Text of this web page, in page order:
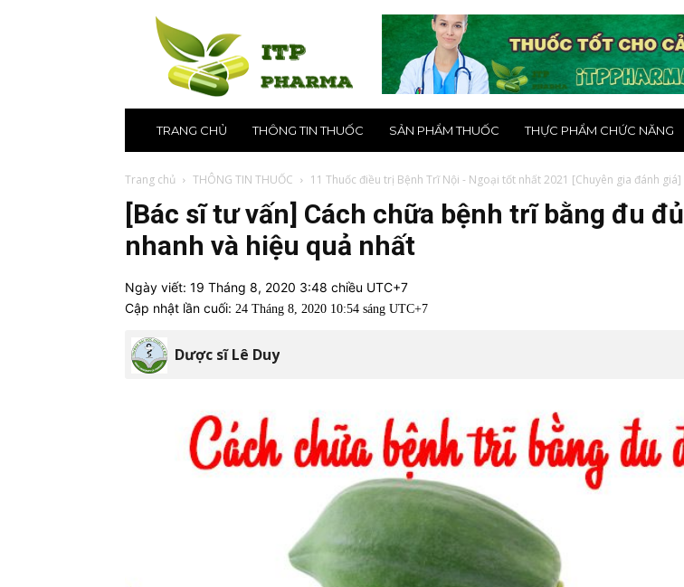
Nhà
thuốc
uy
1
Hà
Nội,
TPHCM
TRANG CHỦ THÔNG TIN THUỐC SẢN PHẨM THUỐC THỰC PHẨM CHỨC NĂNG
Trang chủ THÔNG TIN THUỐC 11 Thuốc điều trị Bệnh Trĩ Nội - Ngoại tốt nhất 2021 [Chuyên gia đánh giá]
[Bác sĩ tư vấn] Cách chữa bệnh trĩ bằng đu đủ
nhanh và hiệu quả nhất
Ngày viết: 19 Tháng 8, 2020 3:48 chiều UTC+7
Cập nhật lần cuối: 24 Tháng 8, 2020 10:54 sáng UTC+7
Dược sĩ Lê Duy